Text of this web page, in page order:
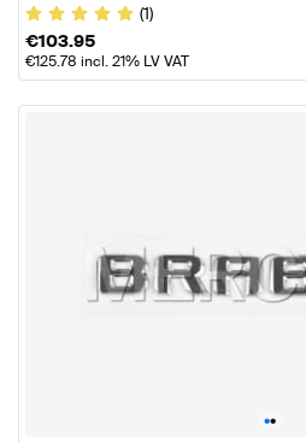
(1)
€103.95
€125.78 incl. 21% LV VAT
••